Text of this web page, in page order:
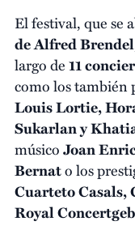
El festival, que se
de Alfred Brendel
largo de11
como los también
Louis Lortie,
Sukarlan y
músicoJoan
Bernato los
Cuarteto Casals,
Royal